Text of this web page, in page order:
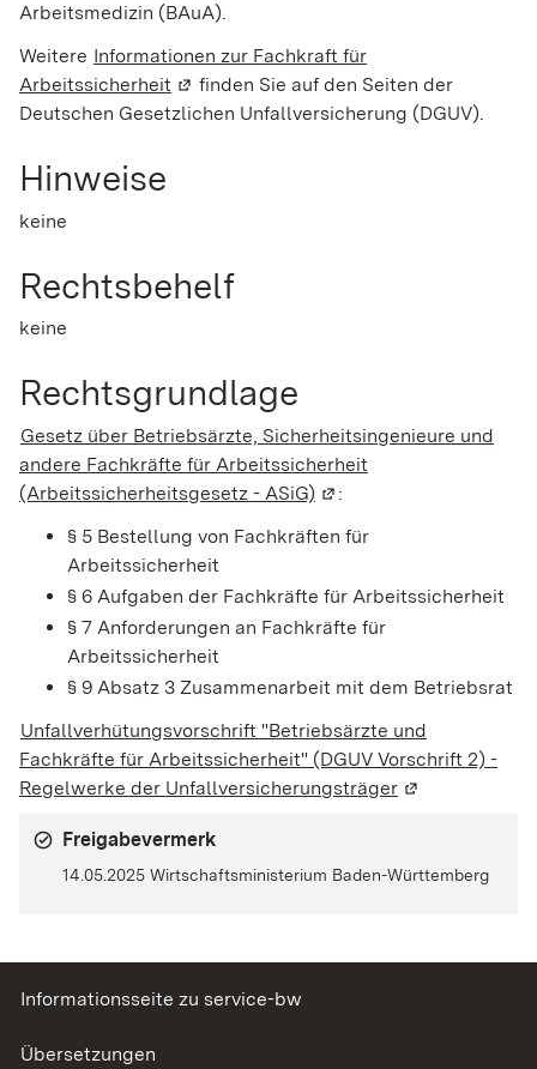
Arbeitsmedizin (BAuA).
Weitere Informationen zur Fachkraft für
Arbeitssicherheit (Wird in einem neuen Fenster geöffnet)
finden Sie auf den Seiten der
Deutschen Gesetzlichen Unfallversicherung (DGUV).
Hinweise
keine
Rechtsbehelf
keine
Rechtsgrundlage
Gesetz über Betriebsärzte, Sicherheitsingenieure und
andere Fachkräfte für Arbeitssicherheit
(Arbeitssicherheitsgesetz - ASiG) (Wird in einem neuen
:
§ 5 Bestellung von Fachkräften für
Arbeitssicherheit
§ 6 Aufgaben der Fachkräfte für Arbeitssicherheit
§ 7 Anforderungen an Fachkräfte für
Arbeitssicherheit
§ 9 Absatz 3 Zusammenarbeit mit dem Betriebsrat
Unfallverhütungsvorschrift "Betriebsärzte und
Fachkräfte für Arbeitssicherheit" (DGUV Vorschrift 2) -
Regelwerke der Unfallversicherungsträger (Wird in
Freigabevermerk
14.05.2025 Wirtschaftsministerium Baden-Württemberg
Informationsseite zu service-bw
Übersetzungen